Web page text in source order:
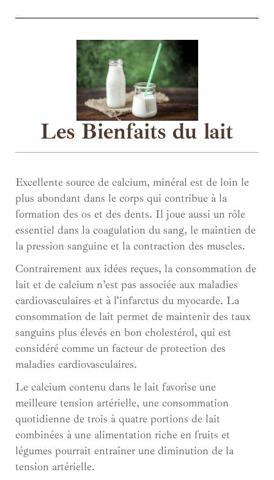
Les Bienfaits du lait
Excellente source de calcium, minéral est de loin le
plus abondant dans le corps qui contribue à la
formation des os et des dents. Il joue aussi un rôle
essentiel dans la coagulation du sang, le maintien de
la pression sanguine et la contraction des muscles.
Contrairement aux idées reçues, la consommation de
lait et de calcium n’est pas associée aux maladies
cardiovasculaires et à l’infarctus du myocarde. La
consommation de lait permet de maintenir des taux
sanguins plus élevés en bon cholestérol, qui est
considéré comme un facteur de protection des
maladies cardiovasculaires.
Le calcium contenu dans le lait favorise une
meilleure tension artérielle, une consommation
quotidienne de trois à quatre portions de lait
combinées à une alimentation riche en fruits et
légumes pourrait entraîner une diminution de la
tension artérielle.